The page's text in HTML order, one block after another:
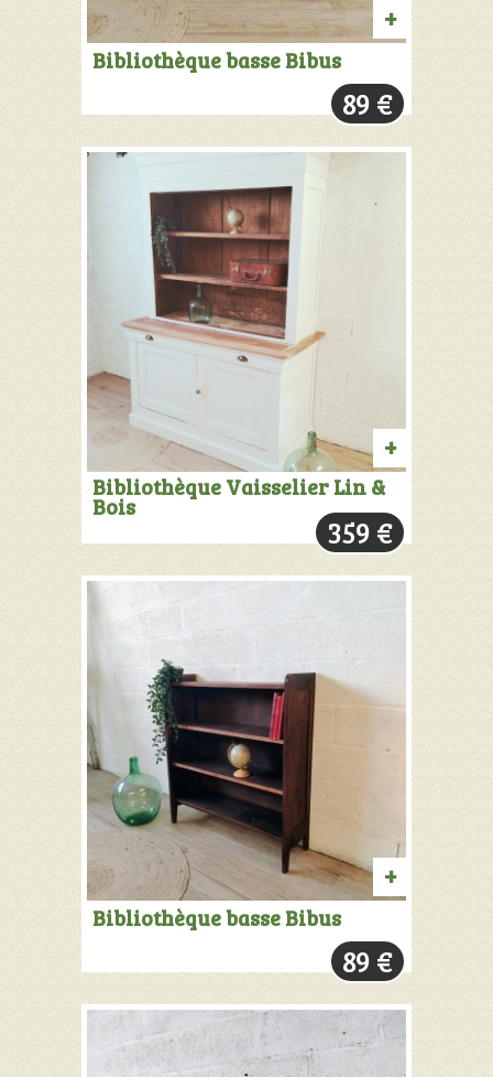
PANIER
Bibliothèque basse Bibus
89 €
PANIER
Bibliothèque Vaisselier Lin &
Bois
359 €
PANIER
Bibliothèque basse Bibus
89 €